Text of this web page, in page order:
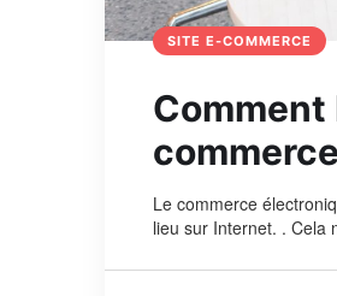
SITE E-COMMERCE
Le commerce
lieu sur Internet. . Cela